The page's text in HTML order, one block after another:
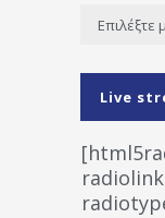
Ιστορικό
Live